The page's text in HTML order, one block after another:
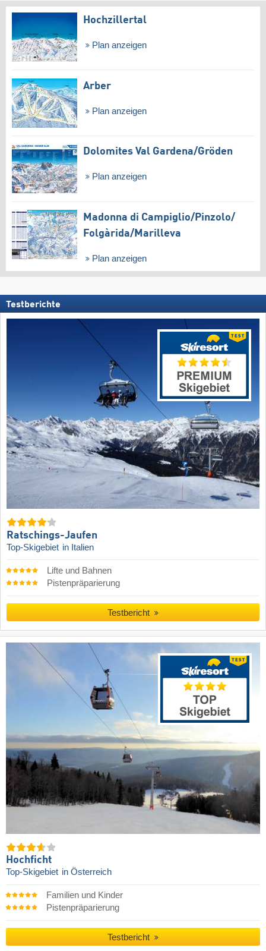
Hochzillertal
Plan anzeigen
Arber
Plan anzeigen
Dolomites Val Gardena/​Gröden
Plan anzeigen
Madonna di Campiglio/​Pinzolo/​
Folgàrida/​Marilleva
Plan anzeigen
Testberichte
Ratschings-Jaufen
Top-Skigebiet in Italien
Lifte und Bahnen
Pistenpräparierung
Testbericht
Hochficht
Top-Skigebiet in Österreich
Familien und Kinder
Pistenpräparierung
Testbericht